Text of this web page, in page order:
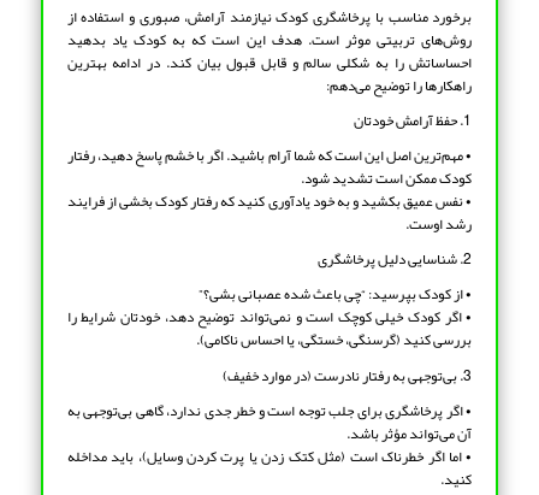
برخورد مناسب با پرخاشگری کودک نیازمند آرامش، صبوری و استفاده از
روش‌های تربیتی موثر است. هدف این است که به کودک یاد بدهید
احساساتش را به شکلی سالم و قابل قبول بیان کند. در ادامه بهترین
راهکارها را توضیح می‌دهم:
1. حفظ آرامش خودتان
• مهم‌ترین اصل این است که شما آرام باشید. اگر با خشم پاسخ دهید، رفتار
کودک ممکن است تشدید شود.
• نفس عمیق بکشید و به خود یادآوری کنید که رفتار کودک بخشی از فرایند
رشد اوست.
2. شناسایی دلیل پرخاشگری
• از کودک بپرسید: “چی باعث شده عصبانی بشی؟”
• اگر کودک خیلی کوچک است و نمی‌تواند توضیح دهد، خودتان شرایط را
بررسی کنید (گرسنگی، خستگی، یا احساس ناکامی).
3. بی‌توجهی به رفتار نادرست (در موارد خفیف)
• اگر پرخاشگری برای جلب توجه است و خطر جدی ندارد، گاهی بی‌توجهی به
آن می‌تواند مؤثر باشد.
• اما اگر خطرناک است (مثل کتک زدن یا پرت کردن وسایل)، باید مداخله
کنید.